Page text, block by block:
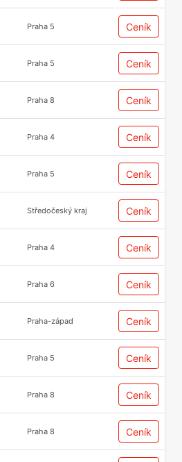
Praha 5 Ceník
Praha 5 Ceník
Praha 8 Ceník
Praha 4 Ceník
Praha 5 Ceník
Středočeský kraj Ceník
Praha 4 Ceník
Praha 6 Ceník
Praha-západ Ceník
Praha 5 Ceník
Praha 8 Ceník
Praha 8 Ceník